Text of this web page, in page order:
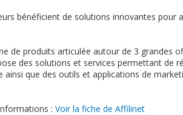
bénéficient de solutions innovantes
de produits articulée autour de 3
des solutions et services permettant de
ainsi que des outils et applications de
: Voir la fiche de Affilinet